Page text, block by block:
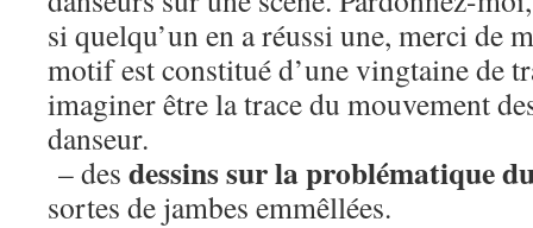
si quelqu’un en a réussi une, merci de
motif est constitué d’une vingtaine de
imaginer être la trace du mouvement
danseur.
– des dessins sur la problématique
sortes de jambes emmêllées.